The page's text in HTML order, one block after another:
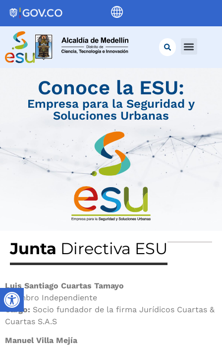
Conoce la ESU:
Empresa para la Seguridad y
Soluciones Urbanas
Junta Directiva ESU
Luis Santiago Cuartas Tamayo
Miembro Independiente
Cargo: Socio fundador de la firma Jurídicos Cuartas &
Cuartas S.A.S
Manuel Villa Mejía